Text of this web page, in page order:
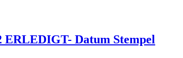
Datum Stempel